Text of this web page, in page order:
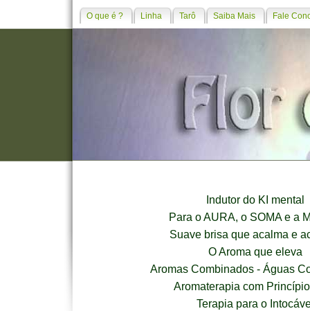
O que é ? Linha Tarô Saiba Mais Fale
Indutor do KI mental
Para o AURA, o SOMA e a
Suave brisa que acalma e
O Aroma que eleva
Aromas Combinados - Águas
Aromaterapia com
Terapia para o